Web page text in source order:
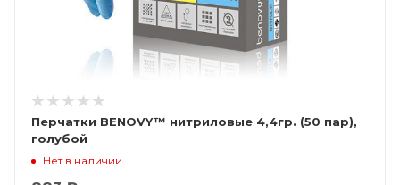
Перчатки BENOVY™ нитриловые 4,4гр. (50 пар),
голубой
Нет в наличии